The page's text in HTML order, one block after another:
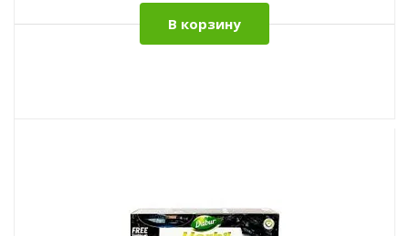
В корзину